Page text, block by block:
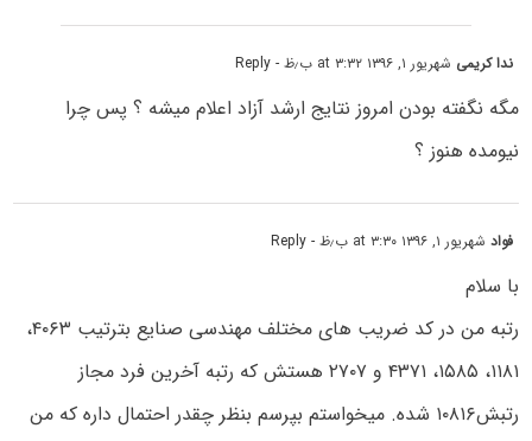
ندا کریمی شهریور ۱, ۱۳۹۶ at ۳:۳۲ ب٫ظ - Reply
مگه نگفته بودن امروز نتایج ارشد آزاد اعلام میشه ؟ پس چرا
نیومده هنوز ؟
فوادشهریور ۱, ۱۳۹۶ at ۳:۳۰ ب٫ظ - Reply
با سلام
رتبه من در کد ضریب های مختلف مهندسی صنایع بترتیب ۴۰۶۳،
۱۱۸۱، ۱۵۸۵، ۴۳۷۱ و ۲۷۰۷ هستش که رتبه آخرین فرد مجاز
رتبش۱۰۸۱۶ شده. میخواستم بپرسم بنظر چقدر احتمال داره که من